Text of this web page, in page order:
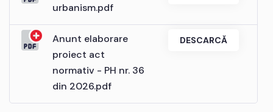
urbanism.pdf
Anunt elaborare
proiect act
normativ - PH nr. 36
din 2026.pdf
DESCARCĂ